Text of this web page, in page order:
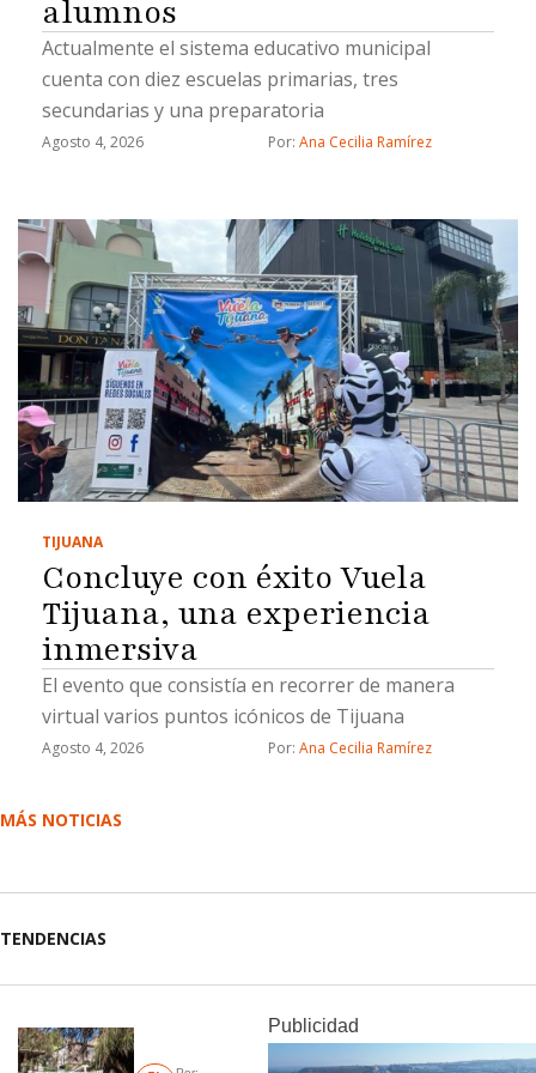
alumnos
Actualmente el sistema educativo municipal
cuenta con diez escuelas primarias, tres
secundarias y una preparatoria
Agosto 4, 2026 Por: Ana Cecilia Ramírez
TIJUANA
Concluye con éxito Vuela
Tijuana, una experiencia
inmersiva
El evento que consistía en recorrer de manera
virtual varios puntos icónicos de Tijuana
Agosto 4, 2026 Por: Ana Cecilia Ramírez
MÁS NOTICIAS
TENDENCIAS
Publicidad